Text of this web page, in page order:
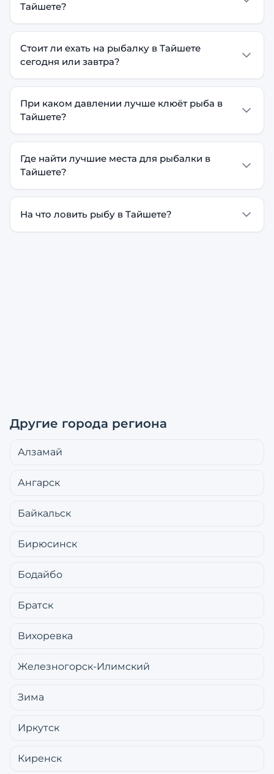
Тайшете?
Стоит ли ехать на рыбалку в Тайшете
сегодня или завтра?
При каком давлении лучше клюёт рыба в
Тайшете?
Где найти лучшие места для рыбалки в
Тайшете?
На что ловить рыбу в Тайшете?
Другие города региона
Алзамай
Ангарск
Байкальск
Бирюсинск
Бодайбо
Братск
Вихоревка
Железногорск-Илимский
Зима
Иркутск
Киренск